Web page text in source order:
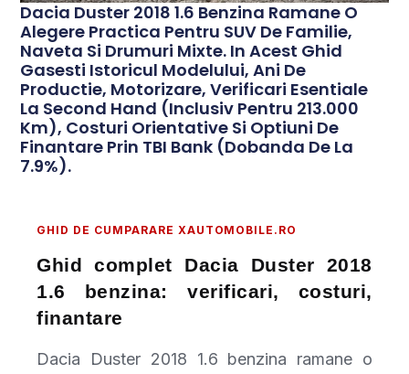
Dacia Duster 2018 1.6 Benzina Ramane O
Alegere Practica Pentru SUV De Familie,
Naveta Si Drumuri Mixte. In Acest Ghid
Gasesti Istoricul Modelului, Ani De
Productie, Motorizare, Verificari Esentiale
La Second Hand (inclusiv Pentru 213.000
Km), Costuri Orientative Si Optiuni De
Finantare Prin TBI Bank (dobanda De La
7.9%).
GHID DE CUMPARARE XAUTOMOBILE.RO
Ghid complet Dacia Duster 2018
1.6 benzina: verificari, costuri,
finantare
Dacia Duster 2018 1.6 benzina ramane o